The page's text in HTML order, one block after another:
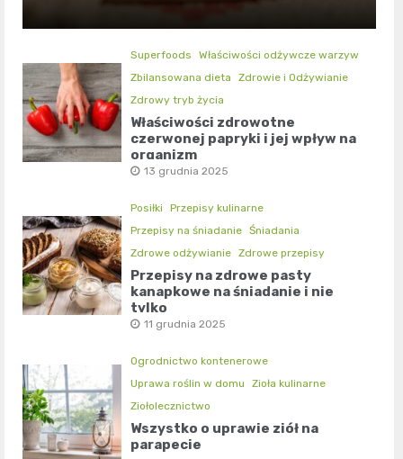
Superfoods
Właściwości odżywcze warzyw
Zbilansowana dieta
Zdrowie i Odżywianie
Zdrowy tryb życia
Właściwości zdrowotne
czerwonej papryki i jej wpływ na
organizm
13 grudnia 2025
Posiłki
Przepisy kulinarne
Przepisy na śniadanie Śniadania
Zdrowe odżywianie Zdrowe przepisy
Przepisy na zdrowe pasty
kanapkowe na śniadanie i nie
tylko
11 grudnia 2025
Ogrodnictwo kontenerowe
Uprawa roślin w domu
Zioła kulinarne
Ziołolecznictwo
Wszystko o uprawie ziół na
parapecie